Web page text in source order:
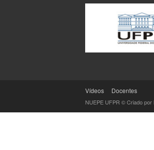
Vídeos Docentes
NUEPE UFPR © Criado por